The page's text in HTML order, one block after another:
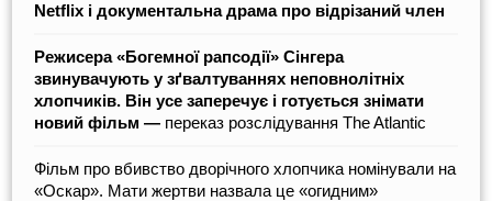
Netflix і документальна драма про відрізаний член
Режисера «Богемної рапсодії» Сінгера
звинувачують у зґвалтуваннях неповнолітніх
хлопчиків. Він усе заперечує і готується знімати
новий фільм — переказ розслідування The Atlantic
Фільм про вбивство дворічного хлопчика номінували на
«Оскар». Мати жертви назвала це «огидним»